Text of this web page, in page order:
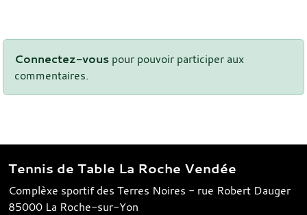
Connectez-vous pour pouvoir participer aux
commentaires.
Tennis de Table La Roche Vendée
Complèxe sportif des Terres Noires - rue Robert Dauger
85000 La Roche-sur-Yon